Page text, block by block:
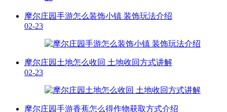
摩尔庄园手游怎么装饰小镇 装饰玩法介绍
02-23
摩尔庄园土地怎么收回 土地收回方式讲解
02-23
摩尔庄园手游香蕉怎么得作物获取方式介绍